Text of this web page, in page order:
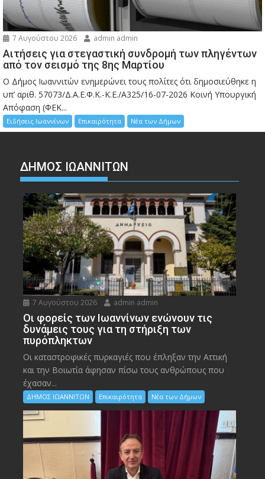
7 Αυγούστου 2026 admin admin
Αιτήσεις για στεγαστική συνδρομή των πληγέντων
από τον σεισμό της 8ης Μαρτίου
Ο Δήμος Ιωαννιτών ενημερώνει τους πολίτες ότι δημοσιεύθηκε η
υπ’ αριθ. 57073/Δ.Α.Ε.Φ.Κ.-Κ.Ε./Α325/16-07-2026 Κοινή Υπουργική
Απόφαση (ΦΕΚ...
Ειδήσεις Ιωαννίνων Επικαιρότητα Νέα των Δήμων
ΔΗΜΟΣ ΙΩΑΝΝΙΤΩΝ
7 Αυγούστου 2026 admin admin
Οι φορείς των Ιωαννίνων ενώνουν τις
δυνάμεις τους για τη στήριξη των
πυρόπληκτων
Οι καταστροφικές πυρκαγιές που έπληξαν την Αττική
και την Bοιωτία άφησαν πίσω τους ανθρώπους που
έχασαν...
ΔΗΜΟΣ ΙΩΑΝΝΙΤΩΝ Επικαιρότητα Νέα των Δήμων